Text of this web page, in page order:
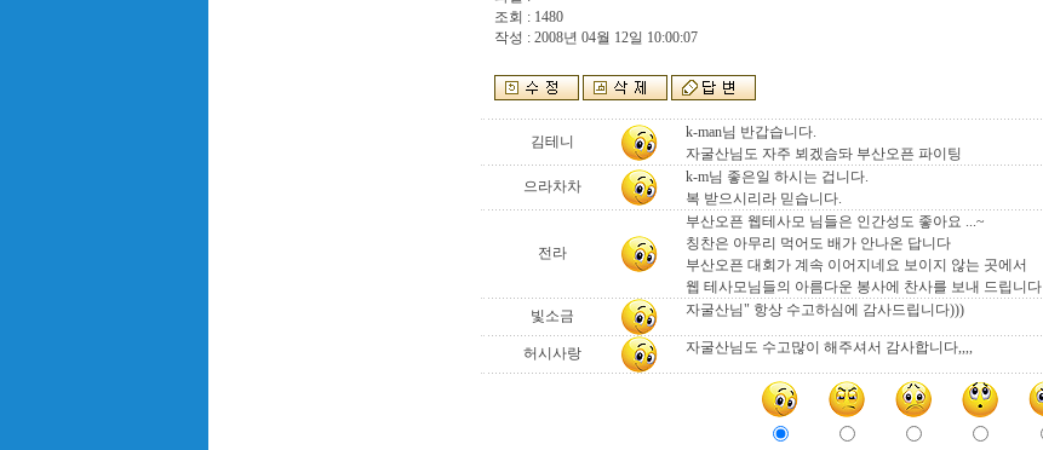
조회 : 1480
작성 : 2008년 04월 12일 10:00:07
김테니
k-man님 반갑습니다.
자굴산님도 자주 뵈겠슴돠 부산오픈 파이팅
으라차차
k-m님 좋은일 하시는 겁니다.
복 받으시리라 믿습니다.
전라
부산오픈 웹테사모 님들은 인간성도 좋아요 ...~
칭찬은 아무리 먹어도 배가 안나온 답니다
부산오픈 대회가 계속 이어지네요 보이지 않는 곳에서
웹 테사모님들의 아름다운 봉사에 찬사를 보내 드립니다
빛소금 자굴산님" 항상 수고하심에 감사드립니다)))
허시사랑 자굴산님도 수고많이 해주셔서 감사합니다,,,,